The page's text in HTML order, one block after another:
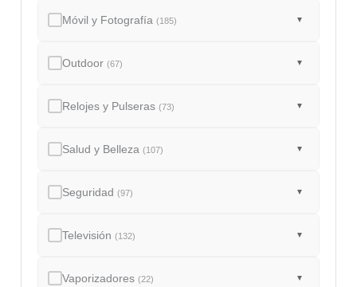
Móvil y Fotografía(185) ▼
Outdoor(67) ▼
Relojes y Pulseras(73) ▼
Salud y Belleza(107) ▼
Seguridad(97) ▼
Televisión(132) ▼
Vaporizadores(22) ▼